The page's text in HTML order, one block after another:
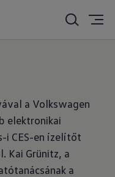
a Volkswagen
elektronikai
i CES-en ízelítőt
Kai Grünitz, a
a